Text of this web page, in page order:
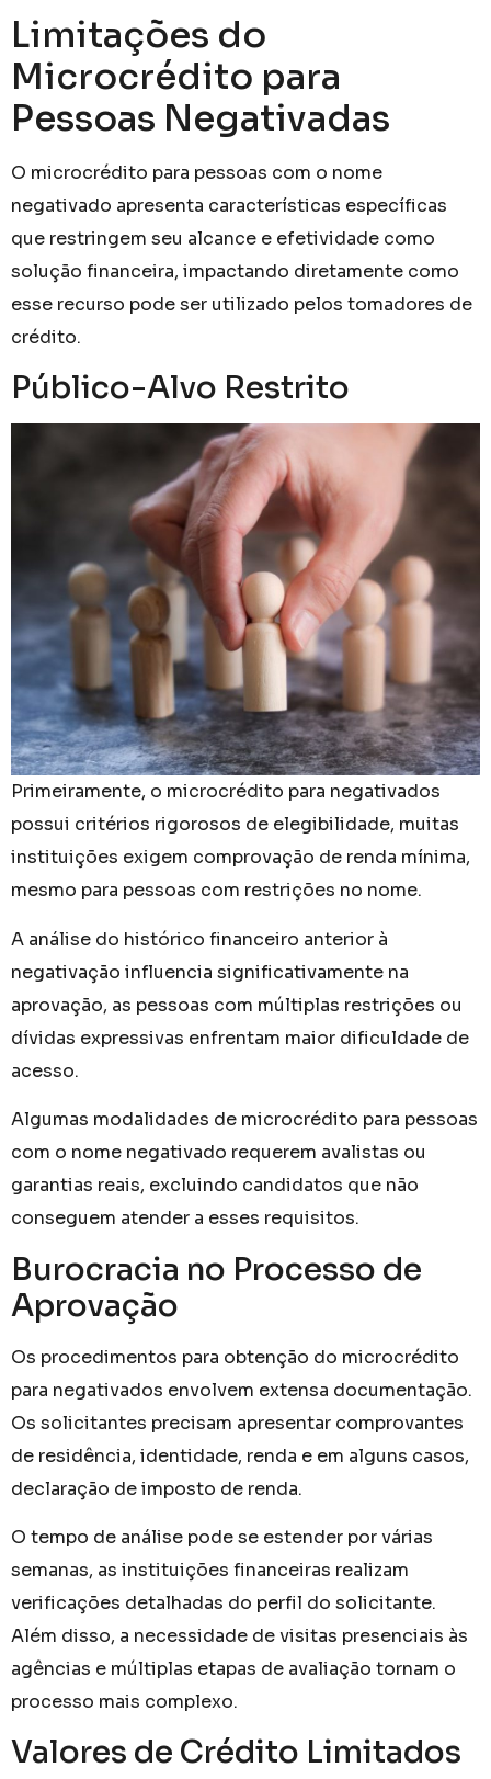
Limitações do
Microcrédito para
Pessoas Negativadas
O microcrédito para pessoas com o nome
negativado apresenta características específicas
que restringem seu alcance e efetividade como
solução financeira, impactando diretamente como
esse recurso pode ser utilizado pelos tomadores de
crédito.
Público-Alvo Restrito
Primeiramente, o microcrédito para negativados
possui critérios rigorosos de elegibilidade, muitas
instituições exigem comprovação de renda mínima,
mesmo para pessoas com restrições no nome.
A análise do histórico financeiro anterior à
negativação influencia significativamente na
aprovação, as pessoas com múltiplas restrições ou
dívidas expressivas enfrentam maior dificuldade de
acesso.
Algumas modalidades de microcrédito para pessoas
com o nome negativado requerem avalistas ou
garantias reais, excluindo candidatos que não
conseguem atender a esses requisitos.
Burocracia no Processo de
Aprovação
Os procedimentos para obtenção do microcrédito
para negativados envolvem extensa documentação.
Os solicitantes precisam apresentar comprovantes
de residência, identidade, renda e em alguns casos,
declaração de imposto de renda.
O tempo de análise pode se estender por várias
semanas, as instituições financeiras realizam
verificações detalhadas do perfil do solicitante.
Além disso, a necessidade de visitas presenciais às
agências e múltiplas etapas de avaliação tornam o
processo mais complexo.
Valores de Crédito Limitados